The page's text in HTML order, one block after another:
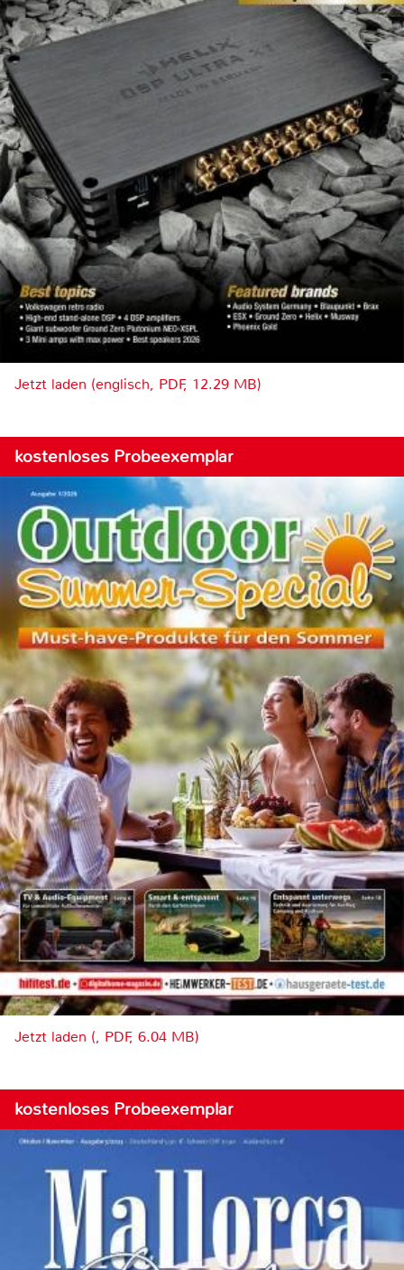
Jetzt laden (englisch, PDF, 12.29 MB)
kostenloses Probeexemplar
Jetzt laden (, PDF, 6.04 MB)
kostenloses Probeexemplar